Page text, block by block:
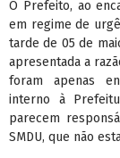
O Prefeito, ao
em regime de
tarde de 05 de
apresentada a
foram apenas
interno à
parecem
SMDU, que não